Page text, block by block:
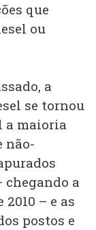
que
ou
a
se tornou
a maioria
não-
chegando a
2010 – e as
postos e